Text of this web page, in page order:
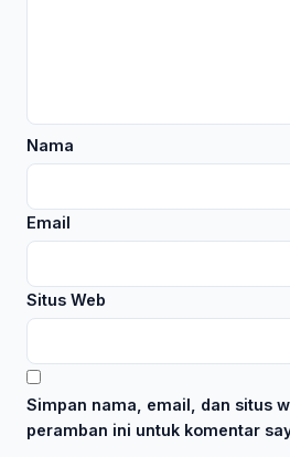
Nama
Email
Situs Web
Simpan nama, email, dan situs
peramban ini untuk komentar